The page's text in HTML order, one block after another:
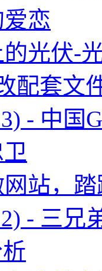
恋
光伏-
配套文
- 中国
站，
- 三兄